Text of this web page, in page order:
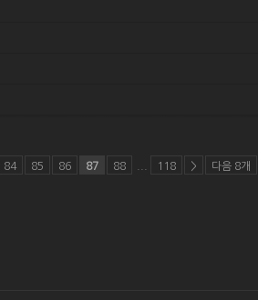
84 85 86 87 88 118 > 다음 8개